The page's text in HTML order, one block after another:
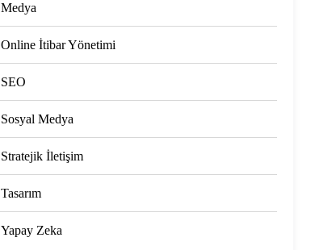
Medya
Online İtibar Yönetimi
SEO
Sosyal Medya
Stratejik İletişim
Tasarım
Yapay Zeka